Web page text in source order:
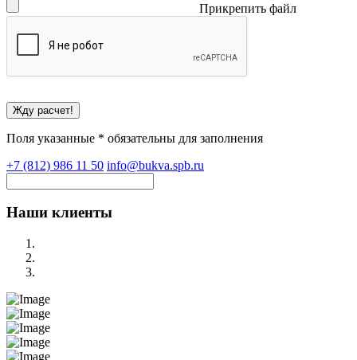
Прикрепить файл
Поля указанные * обязательны для заполнения
+7 (812) 986 11 50 info@bukva.spb.ru
Наши клиенты